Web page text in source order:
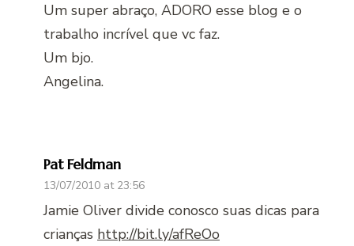
Um super abraço, ADORO esse blog e o
trabalho incrível que vc faz.
Um bjo.
Angelina.
Pat Feldman
13/07/2010 at 23:56
Jamie Oliver divide conosco suas dicas para
crianças http://bit.ly/afReOo